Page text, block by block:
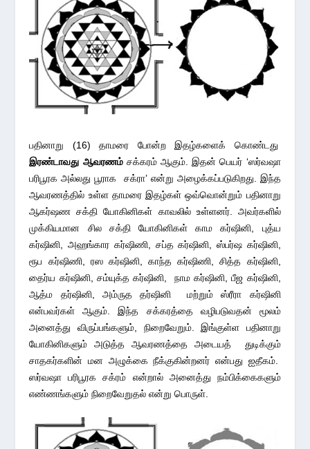
பதினாறு (16) தாமரை போன்ற இதழ்களைக் கொண்டது
இரண்டாவது ஆவரணம்சக்கரம் ஆகும். இதன் பெயர் ‘ஸர்வஷா
பரிபூரக அல்லது பூராக சக்ரா’ என்று அழைக்கப்படுகிறது. இந்த
ஆவரணத்தில் உள்ள தாமரை இதழ்கள் ஒவ்வொன்றும் பதினாறு
ஆகர்ஷண சக்தி யோகினிகள் காவலில் உள்ளனர். அவர்களில்
முக்கியமான சில சக்தி யோகினிகள் காம கர்ஷினி, புத்ய
கர்ஷினி, அஹங்கார கர்ஷிணி, சப்த கர்ஷினி, ஸ்பர்ஷ கர்ஷினி,
ரூப கர்ஷிணி, ரஸ கர்ஷினி, காந்த கர்ஷிணி, சித்த கர்ஷினி,
தைர்ய கர்ஷினி, சம்யுக்த கர்ஷினி, நாம கர்ஷினி, பீஜ கர்ஷினி,
ஆத்ம தர்ஷினி, அம்ருத தர்ஷினி மற்றும் ஸ்ரீரா கர்ஷினி
என்பவர்கள் ஆகும். இந்த சக்கரத்தை வழிபடுவதன் மூலம்
அனைத்து விருப்பங்களும், நிறைவேறும். இங்குள்ள பதினாறு
யோகினிகளும் அடுத்த ஆவரணத்தை அடையத் துடிக்கும்
சாதகர்களின் மன அழுக்கை நீக்குகின்றனர் என்பது ஐதீகம்.
ஸர்வஷா பரிபூரக சக்ரம் என்றால் அனைத்து நம்பிக்கைகளும்
எண்ணங்களும் நிறைவேறுதல் என்று பொருள்.